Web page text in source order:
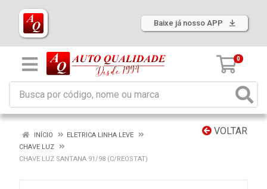
Baixe já nosso APP
0
VOLTAR
INÍCIO
ELETRICA LINHA LEVE
CHAVE LUZ
CHAVE LUZ SANTANA 91/98 (C/REOSTAT)